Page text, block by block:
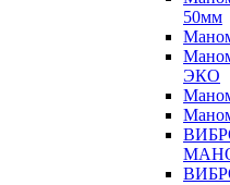
50мм
ЭКО